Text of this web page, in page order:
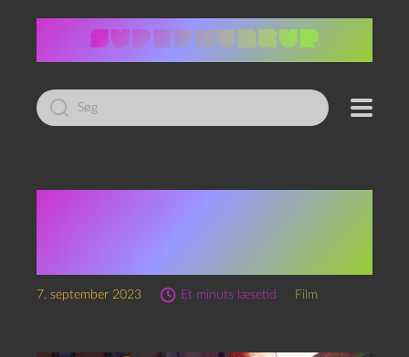
Led
efter:
7. september 2023 Et minuts læsetid Film